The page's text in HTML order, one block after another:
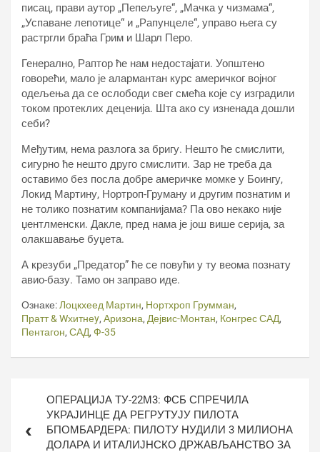
писац, прави аутор „Пепељуге“, „Мачка у чизмама“,
„Успаване лепотице“ и „Рапунцеле“, управо њега су
растргли браћа Грим и Шарл Перо.
Генерално, Раптор ће нам недостајати. Уопштено
говорећи, мало је алармантан курс америчког војног
одељења да се ослободи свег смећа које су изградили
током протеклих деценија. Шта ако су изненада дошли
себи?
Међутим, нема разлога за бригу. Нешто ће смислити,
сигурно ће нешто друго смислити. Зар не треба да
оставимо без посла добре америчке момке у Боингу,
Локид Мартину, Нортроп-Груману и другим познатим и
не толико познатим компанијама? Па ово некако није
џентлменски. Дакле, пред нама је још више серија, за
олакшавање буџета.
А крезуби „Предатор” ће се повући у ту веома познату
авио-базу. Тамо он заправо иде.
Ознаке: Лоцкхеед Мартин, Нортхроп Грумман,
Пратт & Wхитнеy, Аризона, Дејвис-Монтан, Конгрес САД,
Пентагон, САД, Ф-35
чланкаОПЕРАЦИЈА ТУ-22М3: ФСБ СПРЕЧИЛА
УКРАЈИНЦЕ ДА РЕГРУТУЈУ ПИЛОТА
БПОМБАРДЕРА: ПИЛОТУ НУДИЛИ 3 МИЛИОНА
ДОЛАРА И ИТАЛИЈНСКО ДРЖАВЉАНСТВО ЗА